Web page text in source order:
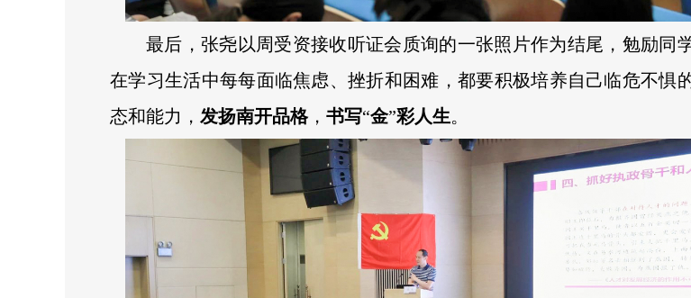
最后，张尧以周受资接收听证会质询的一张照片作为结尾，勉励同
在学习生活中每每面临焦虑、挫折和困难，都要积极培养自己临危不惧
态和能力， 发扬南开品格， 书写“金”彩人生。